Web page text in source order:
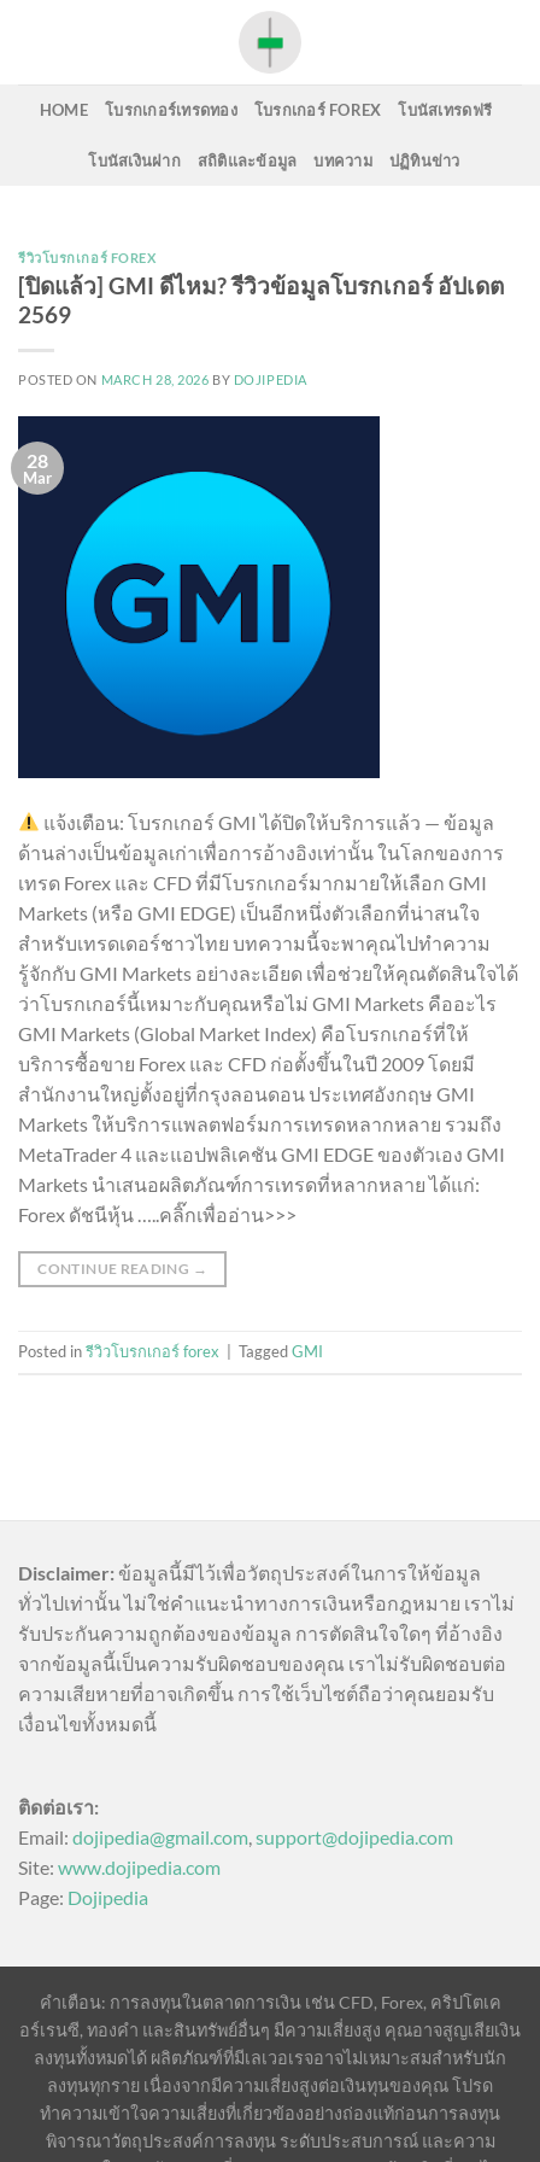
HOME โบรกเกอร์เทรดทอง โบรกเกอร์ FOREX โบนัสเทรดฟรี
โบนัสเงินฝาก สถิติและข้อมูล บทความ ปฏิทินข่าว
รีวิวโบรกเกอร์ FOREX
[ปิดแล้ว] GMI ดีไหม? รีวิวข้อมูลโบรกเกอร์ อัปเดต
2569
POSTED ON MARCH 28, 2026 BY DOJIPEDIA
28
Mar
แจ้งเตือน: โบรกเกอร์ GMI ได้ปิดให้บริการแล้ว — ข้อมูล
ด้านล่างเป็นข้อมูลเก่าเพื่อการอ้างอิงเท่านั้น ในโลกของการ
เทรด Forex และ CFD ที่มีโบรกเกอร์มากมายให้เลือก GMI
Markets (หรือ GMI EDGE) เป็นอีกหนึ่งตัวเลือกที่น่าสนใจ
สำหรับเทรดเดอร์ชาวไทย บทความนี้จะพาคุณไปทำความ
รู้จักกับ GMI Markets อย่างละเอียด เพื่อช่วยให้คุณตัดสินใจได้
ว่าโบรกเกอร์นี้เหมาะกับคุณหรือไม่ GMI Markets คืออะไร
GMI Markets (Global Market Index) คือโบรกเกอร์ที่ให้
บริการซื้อขาย Forex และ CFD ก่อตั้งขึ้นในปี 2009 โดยมี
สำนักงานใหญ่ตั้งอยู่ที่กรุงลอนดอน ประเทศอังกฤษ GMI
Markets ให้บริการแพลตฟอร์มการเทรดหลากหลาย รวมถึง
MetaTrader 4 และแอปพลิเคชัน GMI EDGE ของตัวเอง GMI
Markets นำเสนอผลิตภัณฑ์การเทรดที่หลากหลาย ได้แก่:
Forex ดัชนีหุ้น …..คลิ๊กเพื่ออ่าน>>>
CONTINUE READING →
Posted inรีวิวโบรกเกอร์ forex TaggedGMI
Disclaimer: ข้อมูลนี้มีไว้เพื่อวัตถุประสงค์ในการให้ข้อมูล
ทั่วไปเท่านั้น ไม่ใช่คำแนะนำทางการเงินหรือกฎหมาย เราไม่
รับประกันความถูกต้องของข้อมูล การตัดสินใจใดๆ ที่อ้างอิง
จากข้อมูลนี้เป็นความรับผิดชอบของคุณ เราไม่รับผิดชอบต่อ
ความเสียหายที่อาจเกิดขึ้น การใช้เว็บไซต์ถือว่าคุณยอมรับ
เงื่อนไขทั้งหมดนี้
ติดต่อเรา:
Email: dojipedia@gmail.com,support@dojipedia.com
Site: www.dojipedia.com
Page: Dojipedia
คำเตือน: การลงทุนในตลาดการเงิน เช่น CFD, Forex, คริปโตเค
อร์เรนซี, ทองคำ และสินทรัพย์อื่นๆ มีความเสี่ยงสูง คุณอาจสูญเสียเงิน
ลงทุนทั้งหมดได้ ผลิตภัณฑ์ที่มีเลเวอเรจอาจไม่เหมาะสมสำหรับนัก
ลงทุนทุกราย เนื่องจากมีความเสี่ยงสูงต่อเงินทุนของคุณ โปรด
ทำความเข้าใจความเสี่ยงที่เกี่ยวข้องอย่างถ่องแท้ก่อนการลงทุน
พิจารณาวัตถุประสงค์การลงทุน ระดับประสบการณ์ และความ